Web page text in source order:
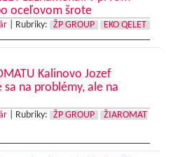
oceľovom šrote
Rubriky: ŽP GROUP EKO QELET
Kalinovo Jozef
na problémy, ale na
Rubriky: ŽP GROUP
ŽIAROMAT